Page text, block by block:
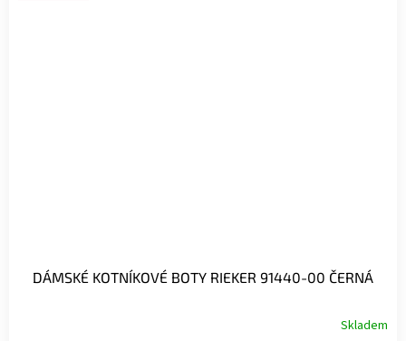
DÁMSKÉ KOTNÍKOVÉ BOTY RIEKER 91440-00 ČERNÁ
Skladem